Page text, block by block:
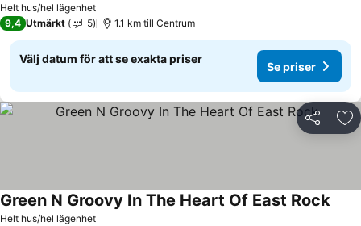
Helt hus/hel lägenhet
Se priser
9,4 Utmärkt 5 1.1 km till Centrum
Välj datum för att se exakta priser
Se priser
Dela
Helt hus/hel lägenhet
Green N Groovy In The Heart Of East RockSe